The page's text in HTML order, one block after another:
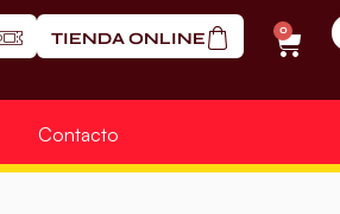
TIENDA ONLINE 0
Contacto